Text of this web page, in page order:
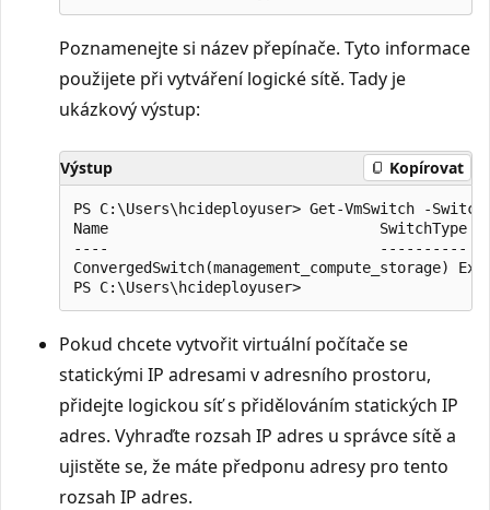
Poznamenejte si název přepínače. Tyto informace
použijete při vytváření logické sítě. Tady je
ukázkový výstup:
Výstup Kopírovat
PS C:\Users\hcideployuser> Get-VmSwitch -
Name                               SwitchType
----                               ----------
Pokud chcete vytvořit virtuální počítače se
statickými IP adresami v adresního prostoru,
přidejte logickou síť s přidělováním statických IP
adres. Vyhraďte rozsah IP adres u správce sítě a
ujistěte se, že máte předponu adresy pro tento
rozsah IP adres.